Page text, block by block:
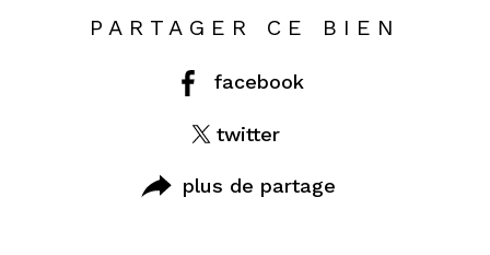
PARTAGER CE BIEN
facebook
twitter
plus de partage